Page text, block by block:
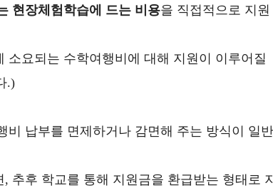
현장체험학습에 드는 비용을 직접적으로 지원
요되는 수학여행비에 대해 지원이 이루어질
.)
비 납부를 면제하거나 감면해 주는 방식이 일반
추후 학교를 통해 지원금을 환급받는 형태로